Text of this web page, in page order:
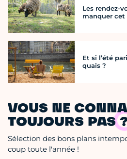
Les rendez-
manquer cet
Et si l’été
quais ?
VOUS NE
TOUJOURS PAS
Sélection des bons plans
coup toute l'année !